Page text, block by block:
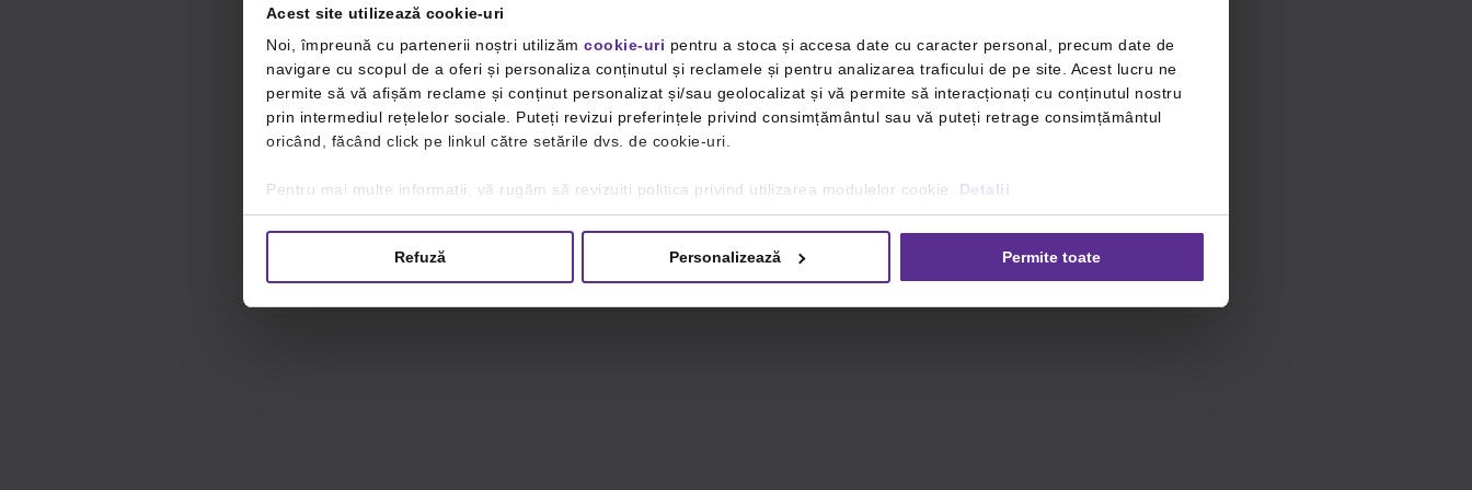
Acest site utilizează cookie-uri
Noi, împreună cu partenerii noștri utilizăm cookie-uri pentru a stoca și accesa date cu caracter personal, precum date de
navigare cu scopul de a oferi și personaliza conținutul și reclamele și pentru analizarea traficului de pe site. Acest lucru ne
permite să vă afișăm reclame și conținut personalizat și/sau geolocalizat și vă permite să interacționați cu conținutul nostru
prin intermediul rețelelor sociale. Puteți revizui preferințele privind consimțământul sau vă puteți retrage consimțământul
oricând, făcând click pe linkul către setările dvs. de cookie-uri.
Pentru mai multe informații, vă rugăm să revizuiți politica privind utilizarea modulelor cookie. Detalii
Refuză Personalizează Permite toate